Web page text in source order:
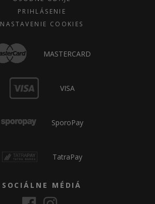
PRIHLÁSENIE
NASTAVENIE COOKIES
MASTERCARD
VISA
SporoPay
TatraPay
SOCIÁLNE MÉDIÁ